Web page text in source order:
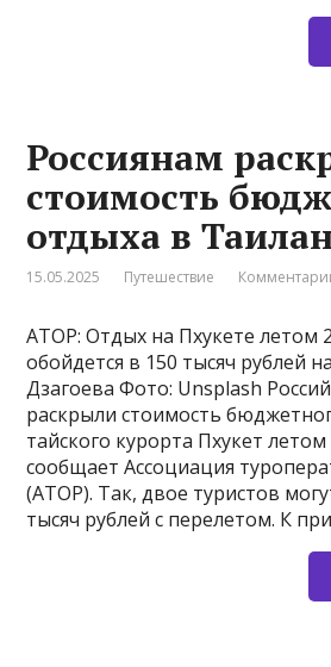
Россиянам
стоимость
отдыха в
15.05.2025 Путешествие
АТОР: Отдых на Пхукете летом
обойдется в 150 тысяч рублей
Дзагоева Фото: Unsplash
раскрыли стоимость
тайского курорта Пхукет
сообщает Ассоциация
(АТОР). Так, двое туристов
тысяч рублей с перелетом. К